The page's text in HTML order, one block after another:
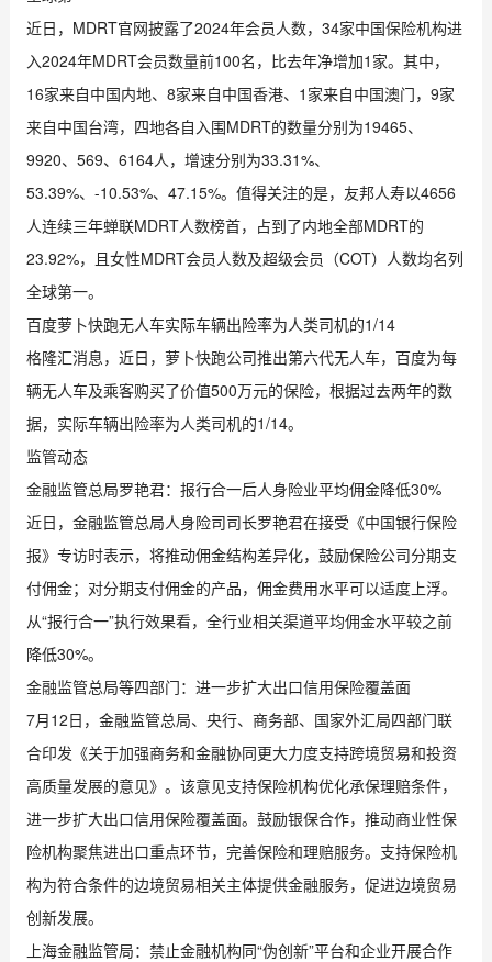
近日，MDRT官网披露了2024年会员人数，34家中国保险机构进
入2024年MDRT会员数量前100名，比去年净增加1家。其中，
16家来自中国内地、8家来自中国香港、1家来自中国澳门，9家
来自中国台湾，四地各自入围MDRT的数量分别为19465、
9920、569、6164人，增速分别为33.31%、
53.39%、-10.53%、47.15%。值得关注的是，友邦人寿以4656
人连续三年蝉联MDRT人数榜首，占到了内地全部MDRT的
23.92%，且女性MDRT会员人数及超级会员（COT）人数均名列
全球第一。
百度萝卜快跑无人车实际车辆出险率为人类司机的1/14
格隆汇消息，近日，萝卜快跑公司推出第六代无人车，百度为每
辆无人车及乘客购买了价值500万元的保险，根据过去两年的数
据，实际车辆出险率为人类司机的1/14。
监管动态
金融监管总局罗艳君：报行合一后人身险业平均佣金降低30%
近日，金融监管总局人身险司司长罗艳君在接受《中国银行保险
报》专访时表示，将推动佣金结构差异化，鼓励保险公司分期支
付佣金；对分期支付佣金的产品，佣金费用水平可以适度上浮。
从“报行合一”执行效果看，全行业相关渠道平均佣金水平较之前
降低30%。
金融监管总局等四部门：进一步扩大出口信用保险覆盖面
7月12日，金融监管总局、央行、商务部、国家外汇局四部门联
合印发《关于加强商务和金融协同更大力度支持跨境贸易和投资
高质量发展的意见》。该意见支持保险机构优化承保理赔条件，
进一步扩大出口信用保险覆盖面。鼓励银保合作，推动商业性保
险机构聚焦进出口重点环节，完善保险和理赔服务。支持保险机
构为符合条件的边境贸易相关主体提供金融服务，促进边境贸易
创新发展。
上海金融监管局：禁止金融机构同“伪创新”平台和企业开展合作